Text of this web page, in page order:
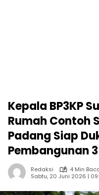
Kepala BP3KP
Rumah Contoh
Padang Siap
Pembangunan
Redaksi
4 Min
Sabtu, 20 Juni 2026 |